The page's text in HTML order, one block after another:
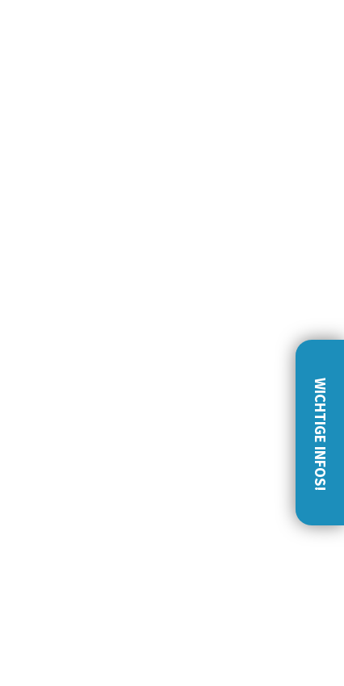
WICHTIGE INFOS!